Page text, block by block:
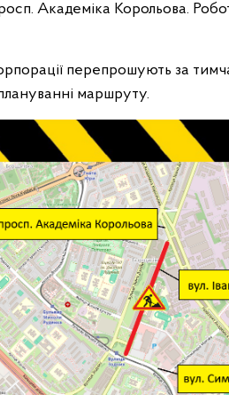
Академіка Корольова.
перепрошують за
маршруту.